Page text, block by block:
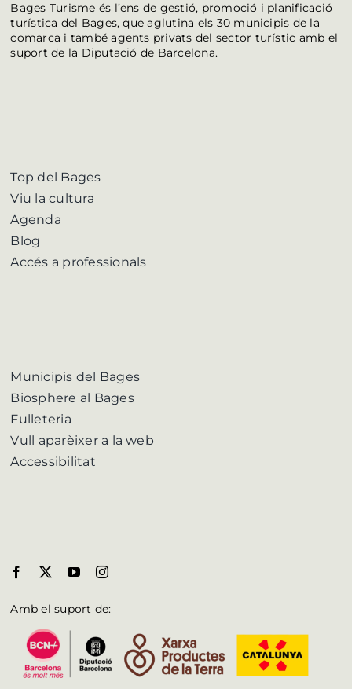
Bages Turisme és l’ens de gestió, promoció i planificació
turística del Bages, que aglutina els 30 municipis de la
comarca i també agents privats del sector turístic amb el
suport de la Diputació de Barcelona.
Top del Bages
Viu la cultura
Agenda
Blog
Accés a professionals
Municipis del Bages
Biosphere al Bages
Fulleteria
Vull aparèixer a la web
Accessibilitat
Amb el suport de: